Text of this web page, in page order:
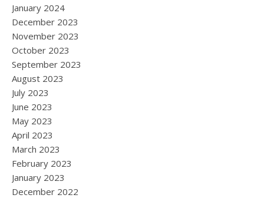
January 2024
December 2023
November 2023
October 2023
September 2023
August 2023
July 2023
June 2023
May 2023
April 2023
March 2023
February 2023
January 2023
December 2022